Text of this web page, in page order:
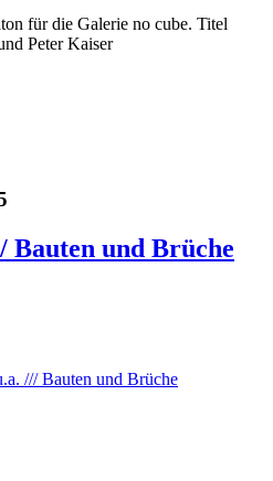
für die Galerie no cube. Titel
Peter Kaiser
Bauten und Brüche